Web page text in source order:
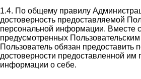
1.4. По общему правилу
достоверность предоставляемой
персональной информации. Вместе
предусмотренных
Пользователь обязан предоставить
достоверности предоставленной им
информации о себе.